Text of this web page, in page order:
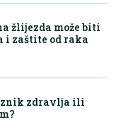
žlijezda može biti
i zaštite od raka
zdravlja ili